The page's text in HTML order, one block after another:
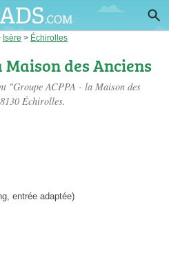
Isère > Échirolles
Maison des Anciens
"Groupe ACPPA - la Maison des
Échirolles.
entrée adaptée)